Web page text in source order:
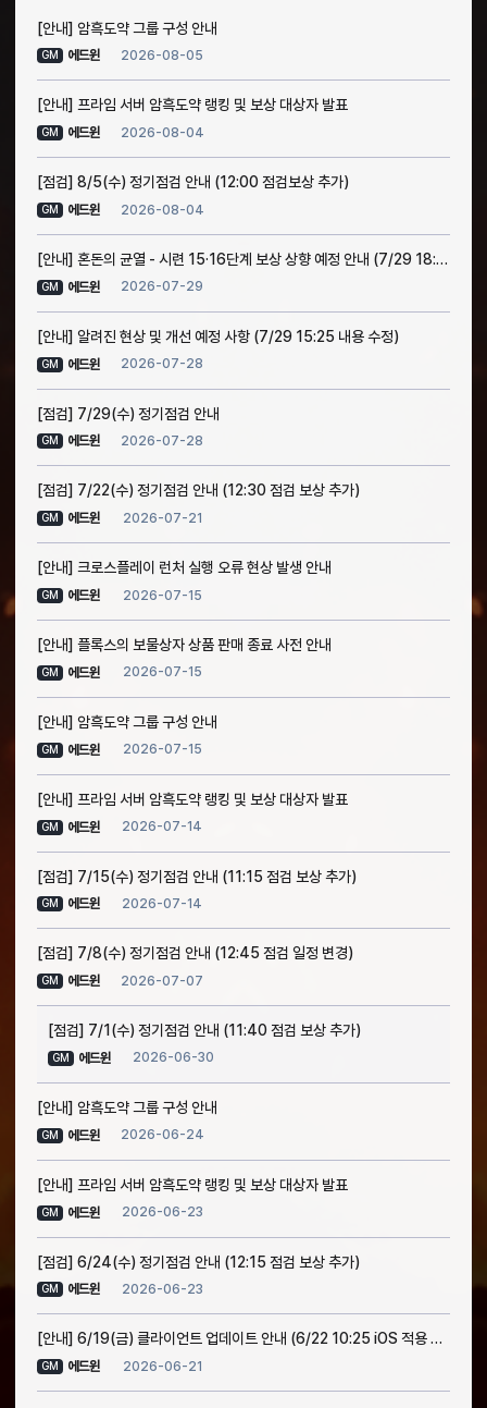
[안내] 암흑도약 그룹 구성 안내
GM 에드윈 2026-08-05
[안내] 프라임 서버 암흑도약 랭킹 및 보상 대상자 발표
GM 에드윈 2026-08-04
[점검] 8/5(수) 정기점검 안내 (12:00 점검보상 추가)
GM 에드윈 2026-08-04
[안내] 혼돈의 균열 - 시련 15·16단계 보상 상향 예정 안내 (7/29 18:30 소급 적용 안내 추가)
GM 에드윈 2026-07-29
[안내] 알려진 현상 및 개선 예정 사항 (7/29 15:25 내용 수정)
GM 에드윈 2026-07-28
[점검] 7/29(수) 정기점검 안내
GM 에드윈 2026-07-28
[점검] 7/22(수) 정기점검 안내 (12:30 점검 보상 추가)
GM 에드윈 2026-07-21
[안내] 크로스플레이 런처 실행 오류 현상 발생 안내
GM 에드윈 2026-07-15
[안내] 플록스의 보물상자 상품 판매 종료 사전 안내
GM 에드윈 2026-07-15
[안내] 암흑도약 그룹 구성 안내
GM 에드윈 2026-07-15
[안내] 프라임 서버 암흑도약 랭킹 및 보상 대상자 발표
GM 에드윈 2026-07-14
[점검] 7/15(수) 정기점검 안내 (11:15 점검 보상 추가)
GM 에드윈 2026-07-14
[점검] 7/8(수) 정기점검 안내 (12:45 점검 일정 변경)
GM 에드윈 2026-07-07
[점검] 7/1(수) 정기점검 안내 (11:40 점검 보상 추가)
GM 에드윈 2026-06-30
[안내] 암흑도약 그룹 구성 안내
GM 에드윈 2026-06-24
[안내] 프라임 서버 암흑도약 랭킹 및 보상 대상자 발표
GM 에드윈 2026-06-23
[점검] 6/24(수) 정기점검 안내 (12:15 점검 보상 추가)
GM 에드윈 2026-06-23
[안내] 6/19(금) 클라이언트 업데이트 안내 (6/22 10:25 iOS 적용 완료)
GM 에드윈 2026-06-21